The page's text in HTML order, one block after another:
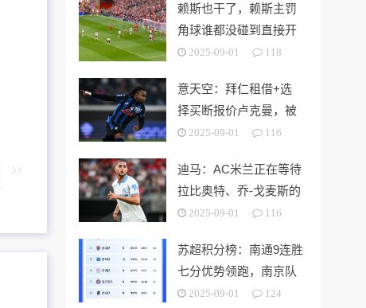
赖斯也干了，赖斯主罚
角球谁都没碰到直接开
出底线
2025-09-01 118
意天空：拜仁租借+选
择买断报价卢克曼，被
亚特兰大拒绝
2025-09-01 116
迪马：AC米兰正在等待
拉比奥特、乔-戈麦斯的
答复，谈判正在继续
2025-09-01 116
苏超积分榜：南通9连胜
七分优势领跑，南京队
第二、镇江队垫底
2025-09-01 124